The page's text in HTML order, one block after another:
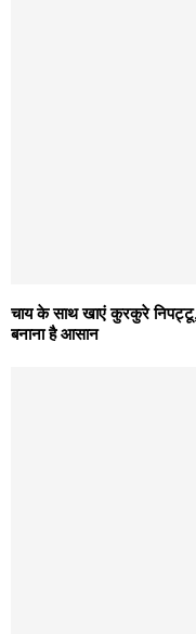
चाय के साथ खाएं कुरकुरे
बनाना है आसान